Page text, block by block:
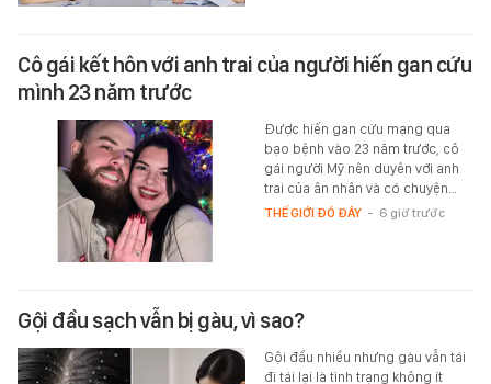
Cô gái kết hôn với anh trai của người hiến gan cứu
mình 23 năm trước
Được hiến gan cứu mạng qua
bạo bệnh vào 23 năm trước, cô
gái người Mỹ nên duyên với anh
trai của ân nhân và có chuyện…
THẾ GIỚI ĐÓ ĐÂY - 6 giờ trước
Gội đầu sạch vẫn bị gàu, vì sao?
Gội đầu nhiều nhưng gàu vẫn tái
đi tái lại là tình trạng không ít